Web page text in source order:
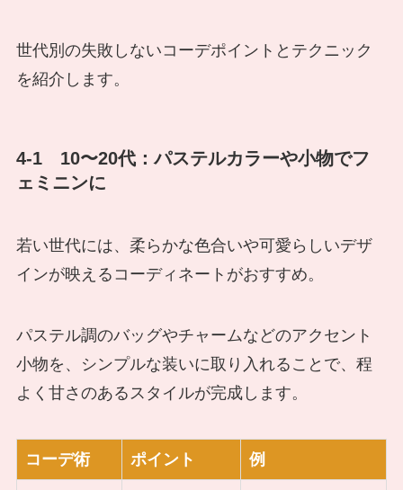
世代別の失敗しないコーデポイントとテクニック
を紹介します。
4-1 10〜20代：パステルカラーや小物でフ
ェミニンに
若い世代には、柔らかな色合いや可愛らしいデザ
インが映えるコーディネートがおすすめ。
パステル調のバッグやチャームなどのアクセント
小物を、シンプルな装いに取り入れることで、程
よく甘さのあるスタイルが完成します。
コーデ術 ポイント 例